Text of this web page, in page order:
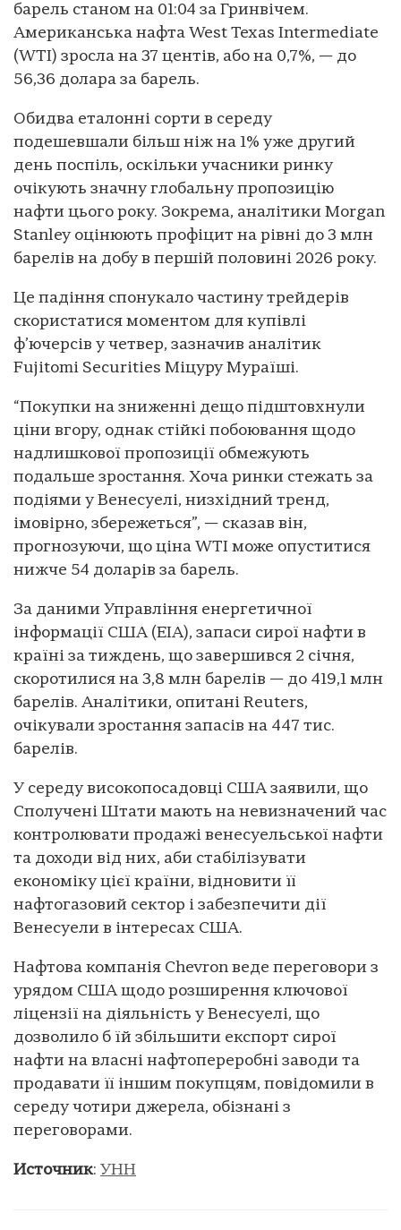
барель станом на 01:04 за Гринвічем.
Американська нафта West Texas Intermediate
(WTI) зросла на 37 центів, або на 0,7%, — до
56,36 долара за барель.
Обидва еталонні сорти в середу
подешевшали більш ніж на 1% уже другий
день поспіль, оскільки учасники ринку
очікують значну глобальну пропозицію
нафти цього року. Зокрема, аналітики Morgan
Stanley оцінюють профіцит на рівні до 3 млн
барелів на добу в першій половині 2026 року.
Це падіння спонукало частину трейдерів
скористатися моментом для купівлі
ф’ючерсів у четвер, зазначив аналітик
Fujitomi Securities Міцуру Мураїші.
“Покупки на зниженні дещо підштовхнули
ціни вгору, однак стійкі побоювання щодо
надлишкової пропозиції обмежують
подальше зростання. Хоча ринки стежать за
подіями у Венесуелі, низхідний тренд,
імовірно, збережеться”, — сказав він,
прогнозуючи, що ціна WTI може опуститися
нижче 54 доларів за барель.
За даними Управління енергетичної
інформації США (EIA), запаси сирої нафти в
країні за тиждень, що завершився 2 січня,
скоротилися на 3,8 млн барелів — до 419,1 млн
барелів. Аналітики, опитані Reuters,
очікували зростання запасів на 447 тис.
барелів.
У середу високопосадовці США заявили, що
Сполучені Штати мають на невизначений час
контролювати продажі венесуельської нафти
та доходи від них, аби стабілізувати
економіку цієї країни, відновити її
нафтогазовий сектор і забезпечити дії
Венесуели в інтересах США.
Нафтова компанія Chevron веде переговори з
урядом США щодо розширення ключової
ліцензії на діяльність у Венесуелі, що
дозволило б їй збільшити експорт сирої
нафти на власні нафтопереробні заводи та
продавати її іншим покупцям, повідомили в
середу чотири джерела, обізнані з
переговорами.
Источник: УНН